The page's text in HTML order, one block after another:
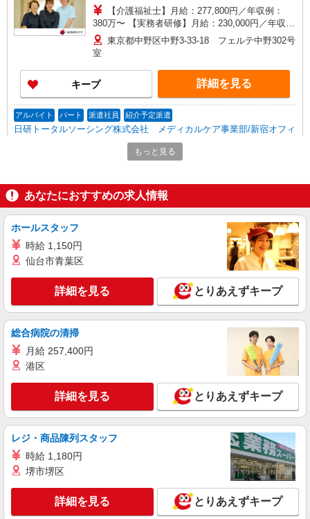
【介護福祉士】月給：277,800円／年収例：
380万〜 【実務者研修】月給：230,000円／年収
例：316万〜 【初任者研修】月給：220,300円／年
収例：305万〜 ※職務手当、（東京都）居住支援
当、日祝手当（月平均2回分）等、毎月平均的に支
払われる手当含む ※介護福祉士のみ、特別職務手
当、特別地域手当含む ■深夜勤手当別途支給：
4,000円/回 ■オンコール手当（1,000円/日） ◎残
業：別途時間外手当支給（超過1分〜） ◎居住支
援特別手当は勤続5年目までの方は更に1万円支給
（再入社除く） ◎賞与 基本給2.08ヶ月分/年
東京都中野区中野3-33-18 フェルテ中野302号
室
キープ 詳細を見る
アルバイト パート 派遣社員 紹介予定派遣
日研トータルソーシング株式会社 メディカルケア事業部/新宿オフィ
介護スタッフ／資格あり or 経験者
給1,550円〜 ◆初任者研修・未経験：時給1,550
円〜 ◆初任者研修・経験者：時給1,600円〜 ◆介
護福祉士・経験者：時給1,650円〜 ※経験者は3ヶ
月以上 ※給与幅は経験・能力による ★週払い
東京都中野区 【最寄駅】鷺ノ宮駅 ★勤務地は
3000ヶ所以上★ 自宅から通いやすいエリアなど、
お好きな勤務地をお選び下さい！！
キープ 詳細を見る
派遣社員
株式会社kotrio /●SW-H2-2001524
「支払い日に間に合ったぜ！」日払いOK＊障
がい者支援STAFF
時給1550円〜2312円 ＜日払い有/週払い有/交
キープ 詳細を見る
派遣社員
株式会社kotrio /●SW-H2-2100153
日収1.3万円〜☆【運転・配送】の経験がある
時給1650円〜2312円 ＜日払い有/週払い有/交
通費全支給(ガソリン代含む)＞
もっと見る
あなたにおすすめの求人情報
ホールスタッフ
時給 1,150円
仙台市青葉区
詳細を見る とりあえずキープ
総合病院の清掃
月給 257,400円
港区
詳細を見る とりあえずキープ
レジ・商品陳列スタッフ
時給 1,180円
堺市堺区
詳細を見る とりあえずキープ